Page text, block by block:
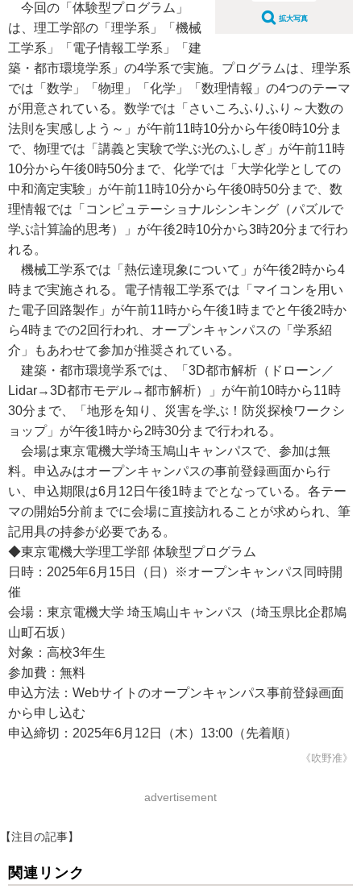
拡大写真
今回の「体験型プログラム」
は、理工学部の「理学系」「機械
工学系」「電子情報工学系」「建
築・都市環境学系」の4学系で実施。プログラムは、理学系
では「数学」「物理」「化学」「数理情報」の4つのテーマ
が用意されている。数学では「さいころふりふり～大数の
法則を実感しよう～」が午前11時10分から午後0時10分ま
で、物理では「講義と実験で学ぶ光のふしぎ」が午前11時
10分から午後0時50分まで、化学では「大学化学としての
中和滴定実験」が午前11時10分から午後0時50分まで、数
理情報では「コンピュテーショナルシンキング（パズルで
学ぶ計算論的思考）」が午後2時10分から3時20分まで行わ
れる。
機械工学系では「熱伝達現象について」が午後2時から4
時まで実施される。電子情報工学系では「マイコンを用い
た電子回路製作」が午前11時から午後1時までと午後2時か
ら4時までの2回行われ、オープンキャンパスの「学系紹
介」もあわせて参加が推奨されている。
建築・都市環境学系では、「3D都市解析（ドローン／
Lidar→3D都市モデル→都市解析）」が午前10時から11時
30分まで、「地形を知り、災害を学ぶ！防災探検ワークシ
ョップ」が午後1時から2時30分まで行われる。
会場は東京電機大学埼玉鳩山キャンパスで、参加は無
料。申込みはオープンキャンパスの事前登録画面から行
い、申込期限は6月12日午後1時までとなっている。各テー
マの開始5分前までに会場に直接訪れることが求められ、筆
記用具の持参が必要である。
◆東京電機大学理工学部 体験型プログラム
日時：2025年6月15日（日）※オープンキャンパス同時開
催
会場：東京電機大学 埼玉鳩山キャンパス（埼玉県比企郡鳩
山町石坂）
対象：高校3年生
参加費：無料
申込方法：Webサイトのオープンキャンパス事前登録画面
から申し込む
申込締切：2025年6月12日（木）13:00（先着順）
《吹野准》
advertisement
【注目の記事】
関連リンク